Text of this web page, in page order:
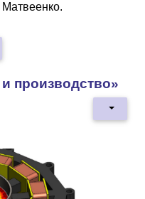
производство»